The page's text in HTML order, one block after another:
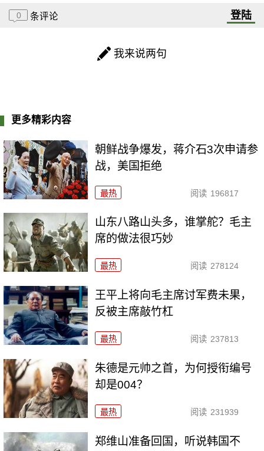
0 条评论 登陆
我来说两句
更多精彩内容
朝鲜战争爆发，蒋介石3次申请参
战，美国拒绝
最热 阅读 196817
山东八路山头多，谁掌舵？毛主
席的做法很巧妙
最热 阅读 278124
王平上将向毛主席讨军费未果，
反被主席敲竹杠
最热 阅读 237813
朱德是元帅之首，为何授衔编号
却是004？
最热 阅读 231939
郑维山准备回国，听说韩国不